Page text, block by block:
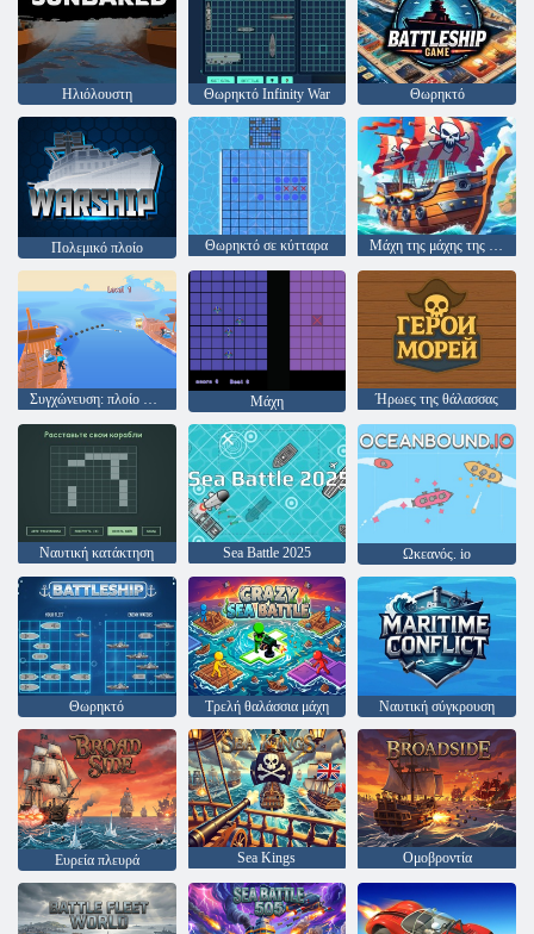
Ηλιόλουστη Θωρηκτό Infinity War Θωρηκτό
Πολεμικό πλοίο Θωρηκτό σε κύτταρα Μάχη της μάχης της Πειρατής Καραϊβικής
Συγχώνευση: πλοίο πολιορκίας Μάχη Ήρωες της θάλασσας
Ναυτική κατάκτηση Sea Battle 2025 Ωκεανός. io
Θωρηκτό Τρελή θαλάσσια μάχη Ναυτική σύγκρουση
Ευρεία πλευρά Sea Kings Ομοβροντία